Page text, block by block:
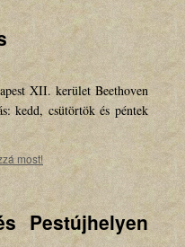
XII. kerület Beethoven
kedd, csütörtök és péntek
most!
Pestújhelyen